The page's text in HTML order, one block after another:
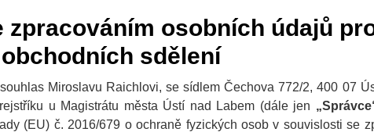
zpracováním osobních údajů
sdělení
Miroslavu Raichlovi, se sídlem Čechova 772/2, 400 07
u Magistrátu města Ústí nad Labem (dále jen
(EU) č. 2016/679 o ochraně fyzických osob v souvislosti se